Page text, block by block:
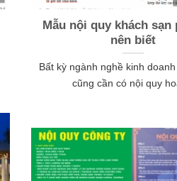
Mẫu nội quy khách sạn
nên biết
Bất kỳ ngành nghề kinh
cũng cần có nội quy